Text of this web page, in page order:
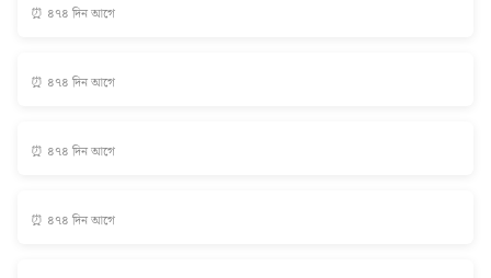
⏰ ৪৭৪ দিন আগে
⏰ ৪৭৪ দিন আগে
⏰ ৪৭৪ দিন আগে
⏰ ৪৭৪ দিন আগে